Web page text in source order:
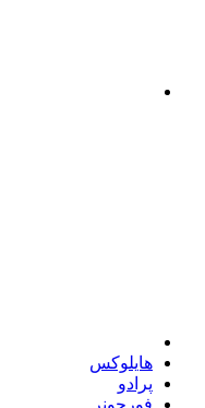
هایلوکس
پرادو
فورچونر